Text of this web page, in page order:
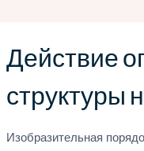
Действие
структуры
Изобразительная